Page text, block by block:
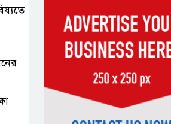
বাংলাদেশি
শিক্ষার্থী
সন্দেহভাজন
মারধর করেছিলেন
সংসদে